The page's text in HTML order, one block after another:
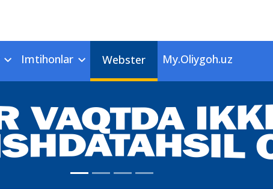
Imtihonlar Webster My.Oliygoh.uz